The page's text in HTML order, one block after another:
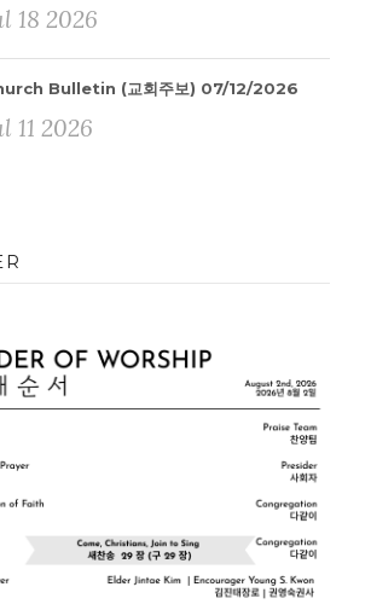
18 2026
Bulletin (교회주보) 07/12/2026
11 2026